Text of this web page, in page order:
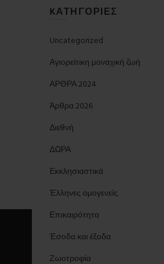
KΑΤΗΓΟΡΊΕΣ
Uncategorized
Αγιορείτικη μοναχική ζωή
ΑΡΘΡΑ 2024
Άρθρα 2026
Διεθνή
ΔΩΡΑ
Εκκλησιαστικά
Έλληνες ομογενείς
Επικαιρότητα
Έσοδα και έξοδα
Ζωοτροφία